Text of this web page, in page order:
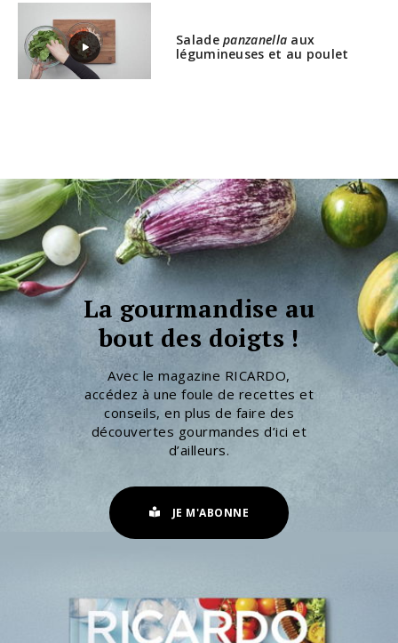
Saladepanzanella aux
légumineuses et au poulet
La gourmandise au
bout des doigts !
Avec le magazine RICARDO,
accédez à une foule de recettes et
conseils, en plus de faire des
découvertes gourmandes d’ici et
d’ailleurs.
JE M'ABONNE